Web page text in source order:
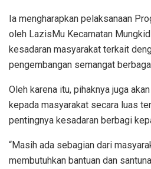
Ia mengharapkan pelaksanaan
oleh LazisMu Kecamatan
kesadaran masyarakat terkait
pengembangan semangat
Oleh karena itu, pihaknya juga
kepada masyarakat secara luas
pentingnya kesadaran berbagi
“Masih ada sebagian dari
membutuhkan bantuan dan